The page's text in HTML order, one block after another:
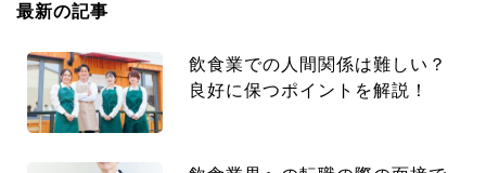
最新の記事
飲食業での人間関係は難しい？
良好に保つポイントを解説！